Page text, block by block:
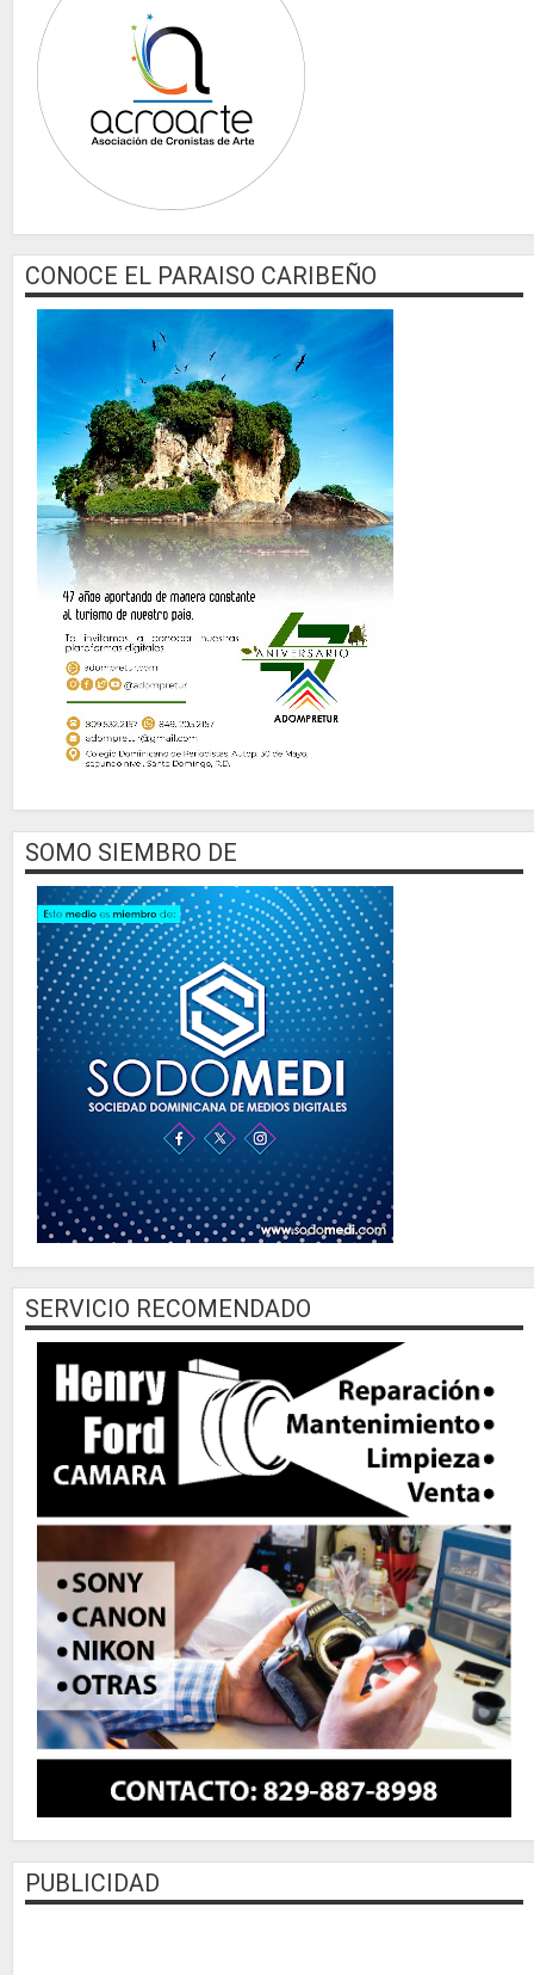
CONOCE EL PARAISO CARIBEÑO
SOMO SIEMBRO DE
SERVICIO RECOMENDADO
PUBLICIDAD